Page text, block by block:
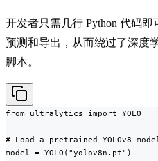
开发者只需几行 Python 代码即
预测和导出，从而绕过了深度
脚本。
from ultralytics import YOLO
# Load a pretrained YOLOv8
model = YOLO("yolov8n.pt")